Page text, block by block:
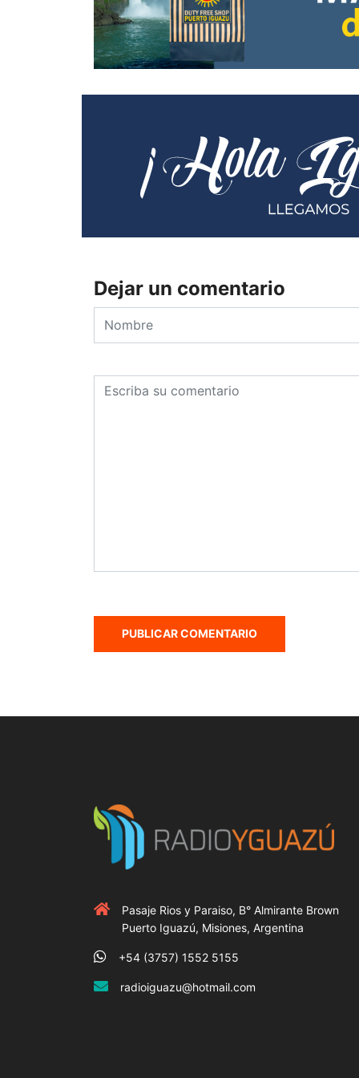
Dejar un comentario
Pasaje Rios y Paraiso, B° Almirante Brown
Puerto Iguazú, Misiones, Argentina
+54 (3757) 1552 5155
radioiguazu@hotmail.com